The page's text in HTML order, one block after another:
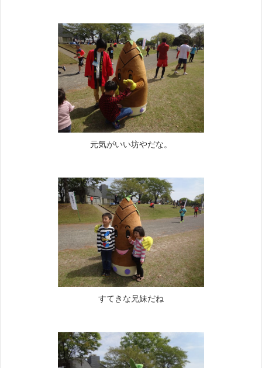
元気がいい坊やだな。
すてきな兄妹だね